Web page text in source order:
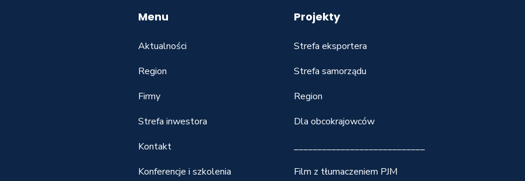
Menu
Aktualności
Region
Firmy
Strefa inwestora
Kontakt
Konferencje i szkolenia
Projekty
Strefa eksportera
Strefa samorządu
Region
Dla obcokrajowców
____________________________
Film z tłumaczeniem PJM